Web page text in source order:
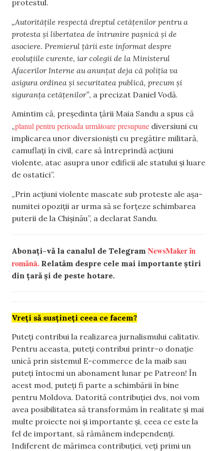
protestul.
„Autoritățile respectă dreptul cetățenilor pentru a
protesta și libertatea de întrunire pașnică și de
asociere. Premierul țării este informat despre
evoluțiile curente, iar colegii de la Ministerul
Afacerilor Interne au anunțat deja că poliția va
asigura ordinea și securitatea publică, precum și
siguranța cetățenilor”, a precizat Daniel Vodă.
Amintim că, președinta țării Maia Sandu a spus că
„planul pentru perioada următoare presupune diversiuni cu
implicarea unor diversioniști cu pregătire militară,
camuflați în civil, care să întreprindă acțiuni
violente, atac asupra unor edificii ale statului și luare
de ostatici”.
„Prin acțiuni violente mascate sub proteste ale așa-
numitei opoziții ar urma să se forțeze schimbarea
puterii de la Chișinău”, a declarat Sandu.
Abonați-vă la canalul de Telegram NewsMaker în
română. Relatăm despre cele mai importante știri
din țară și de peste hotare.
Vreți să susțineți ceea ce facem?
Puteți contribui la realizarea jurnalismului calitativ.
Pentru aceasta, puteți contribui printr-o donație
unică prin sistemul E-commerce de la maib sau
puteți întocmi un abonament lunar pe Patreon! În
acest mod, puteți fi parte a schimbării în bine
pentru Moldova. Datorită contribuției dvs, noi vom
avea posibilitatea să transformăm în realitate și mai
multe proiecte noi și importante și, ceea ce este la
fel de important, să rămânem independenți.
Indiferent de mărimea contribuției, veți primi un